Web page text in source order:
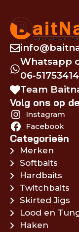
Whatsapp
06-51753414
Team
Volg ons op
Instagram
Facebook
Categorieën
Merken
Softbaits
Hardbaits
Twitchbaits
Skirted Jigs
Lood en
Haken